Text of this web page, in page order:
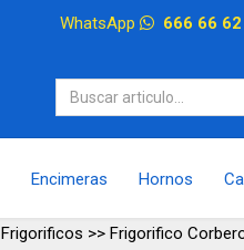
WhatsApp 666 66
Encimeras Hornos
Frigorificos >> Frigorifico